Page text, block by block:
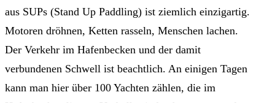
aus SUPs (Stand Up Paddling) ist ziemlich einzigartig.
Motoren dröhnen, Ketten rasseln, Menschen lachen.
Der Verkehr im Hafenbecken und der damit
verbundenen Schwell ist beachtlich. An einigen Tagen
kann man hier über 100 Yachten zählen, die im